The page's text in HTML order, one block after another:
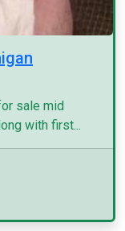
sale mid
with first...